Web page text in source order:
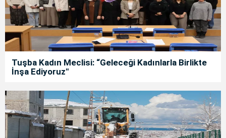
Tuşba Kadın Meclisi: “Geleceği Kadınlarla Birlikte
İnşa Ediyoruz"